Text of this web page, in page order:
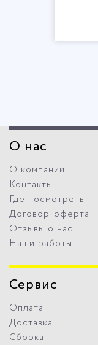
О нас
О компании
Контакты
Где посмотреть
Договор-оферта
Отзывы о нас
Наши работы
Сервис
Оплата
Доставка
Сборка